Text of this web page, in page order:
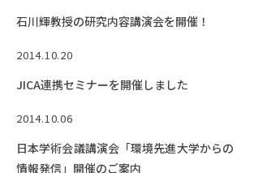
石川輝教授の研究内容講演会を開催！
2014.10.20
JICA連携セミナーを開催しました
2014.10.06
日本学術会議講演会「環境先進大学からの
情報発信」開催のご案内